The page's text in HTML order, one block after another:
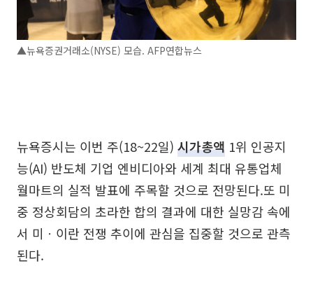
▲뉴욕증권거래소(NYSE) 모습. AFP연합뉴스
뉴욕증시는 이번 주(18~22일) 시가총액 1위 인공지
능(AI) 반도체 기업 엔비디아와 세계 최대 유통업체
월마트의 실적 발표에 주목할 것으로 전망된다.또 미
중 정상회담의 초라한 합의 결과에 대한 실망감 속에
서 미ㆍ이란 전쟁 추이에 관심을 집중할 것으로 관측
된다.